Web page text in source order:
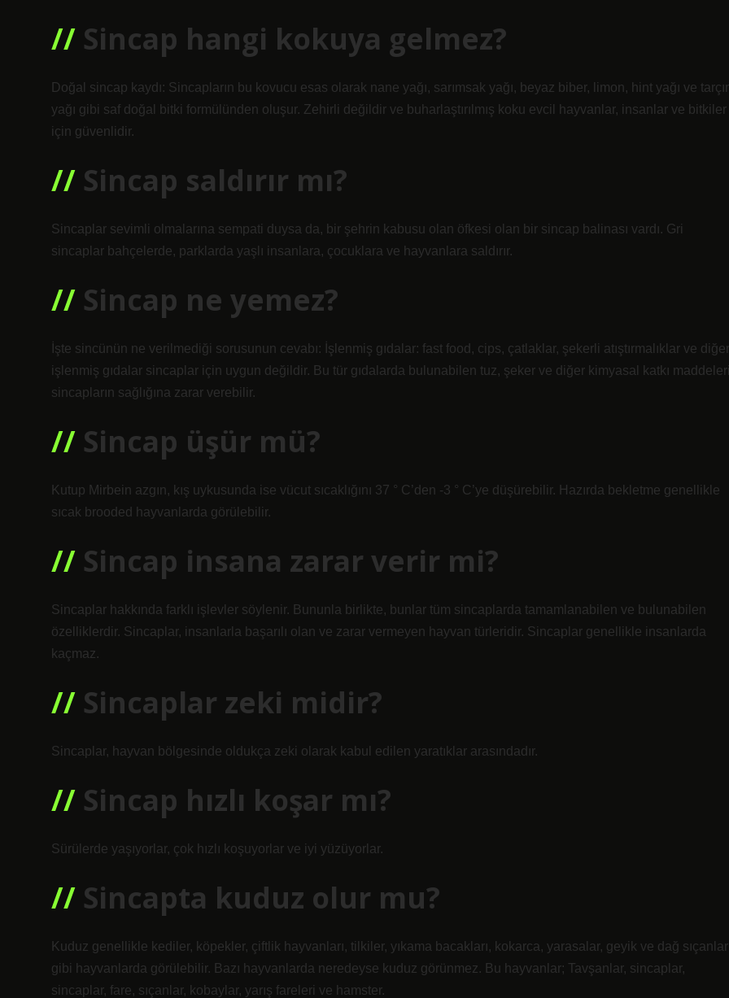
Sincap hangi kokuya gelmez?
Doğal sincap kaydı: Sincapların bu kovucu esas olarak nane yağı, sarımsak yağı, beyaz biber, limon, hint yağı ve
yağı gibi saf doğal bitki formülünden oluşur. Zehirli değildir ve buharlaştırılmış koku evcil hayvanlar, insanlar ve bitkiler
için güvenlidir.
Sincap saldırır mı?
Sincaplar sevimli olmalarına sempati duysa da, bir şehrin kabusu olan öfkesi olan bir sincap balinası vardı. Gri
sincaplar bahçelerde, parklarda yaşlı insanlara, çocuklara ve hayvanlara saldırır.
Sincap ne yemez?
İşte sincünün ne verilmediği sorusunun cevabı: İşlenmiş gıdalar: fast food, cips, çatlaklar, şekerli atıştırmalıklar ve diğer
işlenmiş gıdalar sincaplar için uygun değildir. Bu tür gıdalarda bulunabilen tuz, şeker ve diğer kimyasal katkı
sincapların sağlığına zarar verebilir.
Sincap üşür mü?
Kutup Mirbein azgın, kış uykusunda ise vücut sıcaklığını 37 ° C’den -3 ° C’ye düşürebilir. Hazırda bekletme genellikle
sıcak brooded hayvanlarda görülebilir.
Sincap insana zarar verir mi?
Sincaplar hakkında farklı işlevler söylenir. Bununla birlikte, bunlar tüm sincaplarda tamamlanabilen ve bulunabilen
özelliklerdir. Sincaplar, insanlarla başarılı olan ve zarar vermeyen hayvan türleridir. Sincaplar genellikle insanlarda
kaçmaz.
Sincaplar zeki midir?
Sincaplar, hayvan bölgesinde oldukça zeki olarak kabul edilen yaratıklar arasındadır.
Sincap hızlı koşar mı?
Sürülerde yaşıyorlar, çok hızlı koşuyorlar ve iyi yüzüyorlar.
Sincapta kuduz olur mu?
Kuduz genellikle kediler, köpekler, çiftlik hayvanları, tilkiler, yıkama bacakları, kokarca, yarasalar, geyik ve dağ
gibi hayvanlarda görülebilir. Bazı hayvanlarda neredeyse kuduz görünmez. Bu hayvanlar; Tavşanlar, sincaplar,
sincaplar, fare, sıçanlar, kobaylar, yarış fareleri ve hamster.